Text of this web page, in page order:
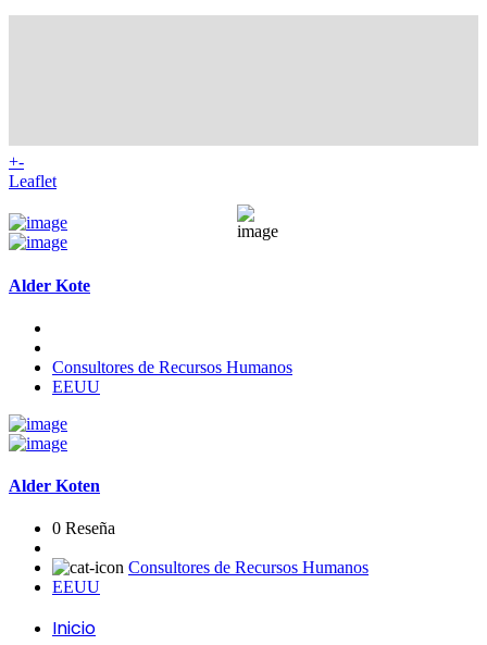
+-
Leaflet
Alder Kote
Consultores de Recursos Humanos
EEUU
Alder Koten
0 Reseña
Consultores de Recursos Humanos
EEUU
Inicio